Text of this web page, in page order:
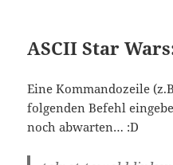
ASCII Star
Eine Kommandozeile
folgenden Befehl
noch abwarten… :D